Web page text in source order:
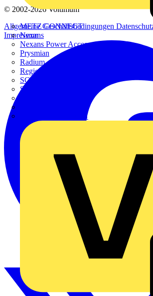
METZ CONNECT
Nexans
Nexans Power Accessories
Prysmian
Radium
Regiolux
SCHÜCO
Scireum
STRIEBEL & JOHN
© 2002-2026Voltimum
Allgemeine Geschäftsbedingungen
Impressum